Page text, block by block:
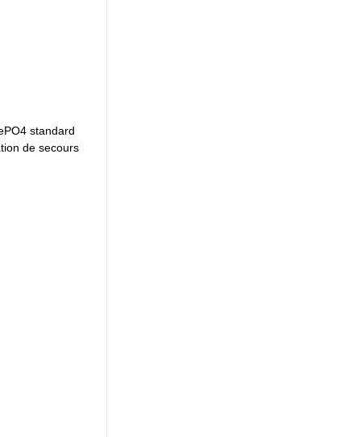
de secours